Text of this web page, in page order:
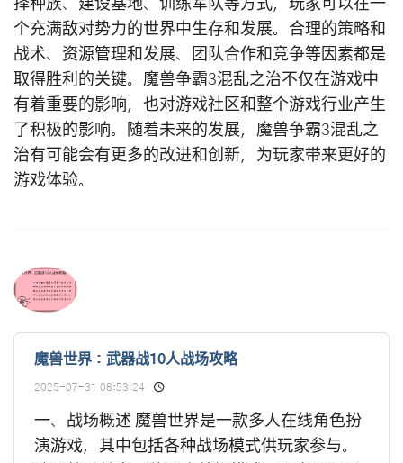
择种族、建设基地、训练军队等方式，玩家可以在一
个充满敌对势力的世界中生存和发展。合理的策略和
战术、资源管理和发展、团队合作和竞争等因素都是
取得胜利的关键。魔兽争霸3混乱之治不仅在游戏中
有着重要的影响，也对游戏社区和整个游戏行业产生
了积极的影响。随着未来的发展，魔兽争霸3混乱之
治有可能会有更多的改进和创新，为玩家带来更好的
游戏体验。
魔兽世界：武器战10人战场攻略
2025-07-31 08:53:24
一、战场概述 魔兽世界是一款多人在线角色扮
演游戏，其中包括各种战场模式供玩家参与。